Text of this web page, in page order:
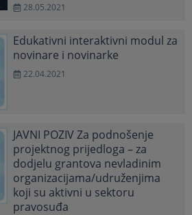
28.05.2021
Edukativni interaktivni modul za
novinare i novinarke
22.04.2021
JAVNI POZIV Za podnošenje
projektnog prijedloga – za
dodjelu grantova nevladinim
organizacijama/udruženjima
koji su aktivni u sektoru
pravosuđa